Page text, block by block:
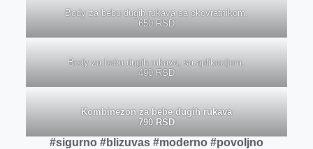
Body za bebu dugih rukava sa okovratnikom.
650 RSD
Body za bebu dugih rukava, sa aplikacijom.
490 RSD
Kombinezon za bebe dugih rukava
790 RSD
#sigurno #blizuvas #moderno #povoljno